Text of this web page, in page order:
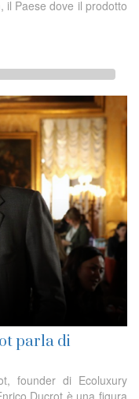
il Paese dove il prodotto
parla di
founder di Ecoluxury
Ducrot è una figura